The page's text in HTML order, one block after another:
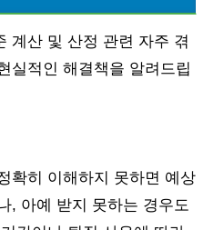
계산 및 산정 관련 자주 겪
실적인 해결책을 알려드립
확히 이해하지 못하면 예상
, 아예 받지 못하는 경우도